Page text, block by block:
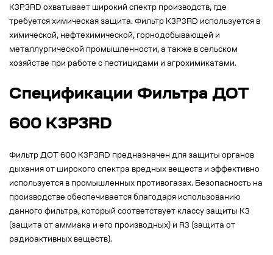
К3Р3RD охватывает широкий спектр производств, где
требуется химическая защита. Фильтр К3Р3RD используется в
химической, нефтехимической, горнодобывающей и
металлургической промышленности, а также в сельском
хозяйстве при работе с пестицидами и агрохимикатами.
Спецификации Фильтра ДОТ
600 К3Р3RD
Фильтр ДОТ 600 К3Р3RD предназначен для защиты органов
дыхания от широкого спектра вредных веществ и эффективно
используется в промышленных противогазах. Безопасность на
производстве обеспечивается благодаря использованию
данного фильтра, который соответствует классу защиты K3
(защита от аммиака и его производных) и R3 (защита от
радиоактивных веществ).